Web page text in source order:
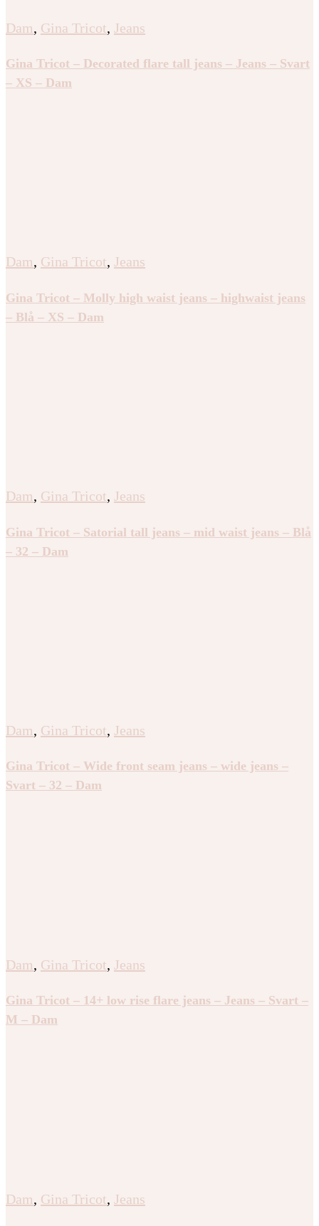
Dam, Gina Tricot, Jeans
Gina Tricot – Decorated flare tall jeans – Jeans – Svart
– XS – Dam
Dam, Gina Tricot, Jeans
Gina Tricot – Molly high waist jeans – highwaist jeans
– Blå – XS – Dam
Dam, Gina Tricot, Jeans
Gina Tricot – Satorial tall jeans – mid waist jeans – Blå
– 32 – Dam
Dam, Gina Tricot, Jeans
Gina Tricot – Wide front seam jeans – wide jeans –
Svart – 32 – Dam
Dam, Gina Tricot, Jeans
Gina Tricot – 14+ low rise flare jeans – Jeans – Svart –
M – Dam
Dam, Gina Tricot, Jeans